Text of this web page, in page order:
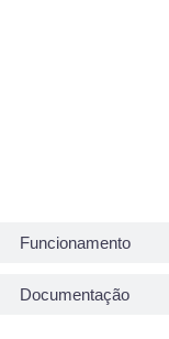
Funcionamento
Documentação